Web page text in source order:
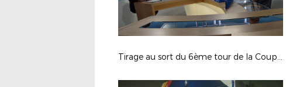
Tirage au sort du 6ème tour de la Coupe de France